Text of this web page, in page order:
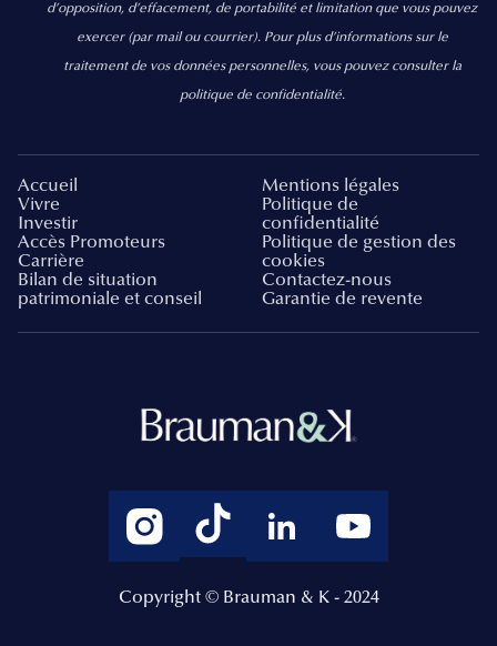
d’opposition, d’effacement, de portabilité et limitation que vous pouvez
exercer (par mail ou courrier). Pour plus d’informations sur le
traitement de vos données personnelles, vous pouvez consulter la
politique de confidentialité.
Accueil
Vivre
Investir
Accès Promoteurs
Carrière
Bilan de situation
patrimoniale et conseil
Mentions légales
Politique de
confidentialité
Politique de gestion des
cookies
Contactez-nous
Garantie de revente
Copyright © Brauman & K - 2024